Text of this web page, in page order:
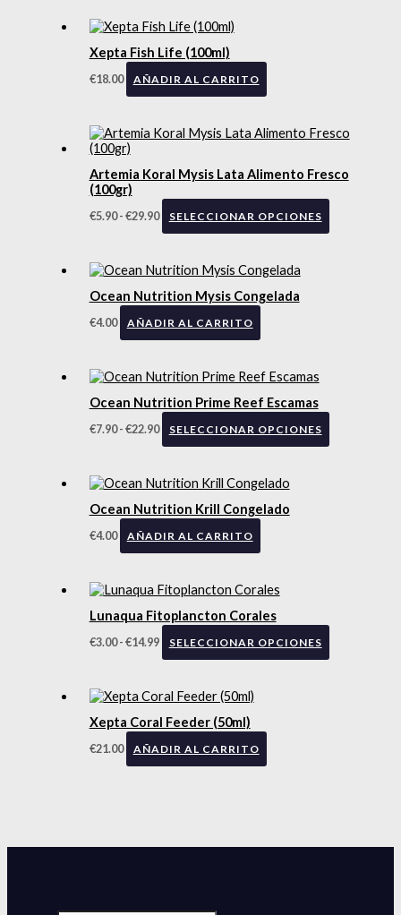
Xepta Fish Life (100ml)
€18.00 AÑADIR AL CARRITO
Artemia Koral Mysis Lata Alimento Fresco
(100gr)
€5.90 -€29.90 SELECCIONAR OPCIONES
Ocean Nutrition Mysis Congelada
€4.00 AÑADIR AL CARRITO
Ocean Nutrition Prime Reef Escamas
€7.90 -€22.90 SELECCIONAR OPCIONES
Ocean Nutrition Krill Congelado
€4.00 AÑADIR AL CARRITO
Lunaqua Fitoplancton Corales
€3.00 -€14.99 SELECCIONAR OPCIONES
Xepta Coral Feeder (50ml)
€21.00 AÑADIR AL CARRITO